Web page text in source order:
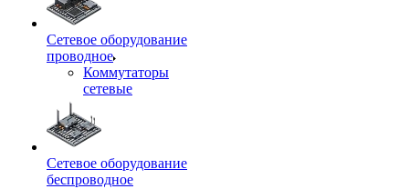
Сетевое оборудование
проводное
Коммутаторы
сетевые
Сетевое оборудование
беспроводное